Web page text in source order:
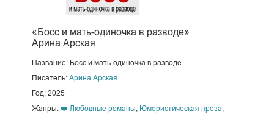
«Босс и мать-одиночка в разводе»
Арина Арская
Название: Босс и мать-одиночка в разводе
Писатель: Арина Арская
Год: 2025
Жанры: ❤️ Любовные романы Юмористическая проза